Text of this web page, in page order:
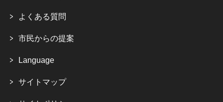
よくある質問
市民からの提案
Language
サイトマップ